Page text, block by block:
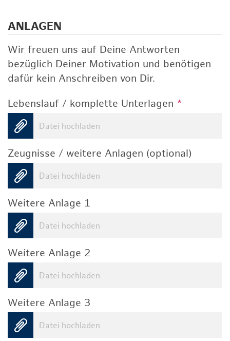
ANLAGEN
Wir freuen uns auf Deine Antworten
bezüglich Deiner Motivation und benötigen
dafür kein Anschreiben von Dir.
Lebenslauf / komplette Unterlagen *
Datei hochladen
Zeugnisse / weitere Anlagen (optional)
Datei hochladen
Weitere Anlage 1
Datei hochladen
Weitere Anlage 2
Datei hochladen
Weitere Anlage 3
Datei hochladen